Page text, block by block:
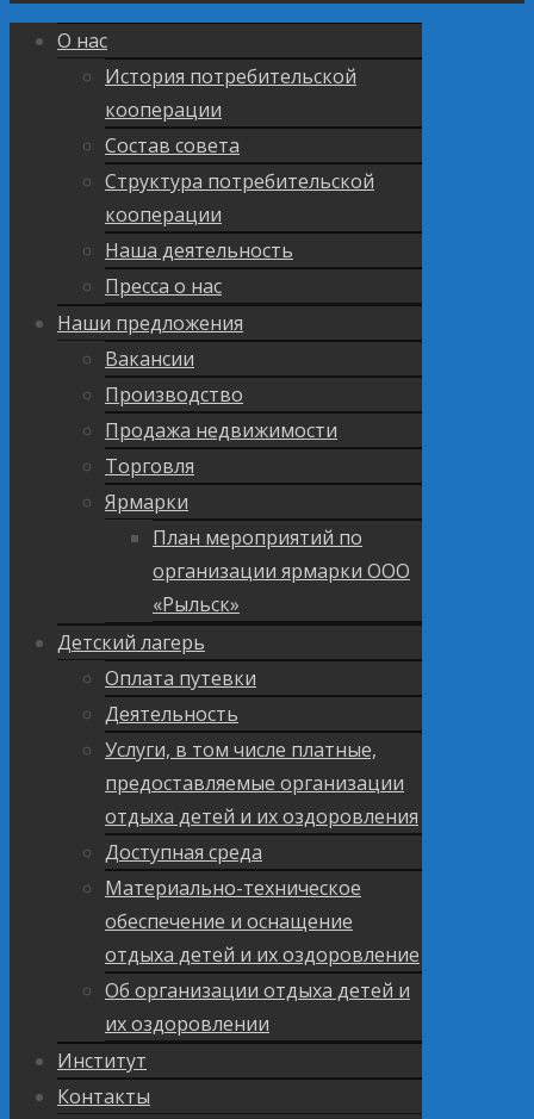
О нас
История потребительской
кооперации
Состав совета
Структура потребительской
кооперации
Наша деятельность
Пресса о нас
Наши предложения
Вакансии
Производство
Продажа недвижимости
Торговля
Ярмарки
План мероприятий по
организации ярмарки ООО
«Рыльск»
Детский лагерь
Оплата путевки
Деятельность
Услуги, в том числе платные,
предоставляемые организации
отдыха детей и их оздоровления
Доступная среда
Материально-техническое
обеспечение и оснащение
отдыха детей и их оздоровление
Об организации отдыха детей и
их оздоровлении
Институт
Контакты